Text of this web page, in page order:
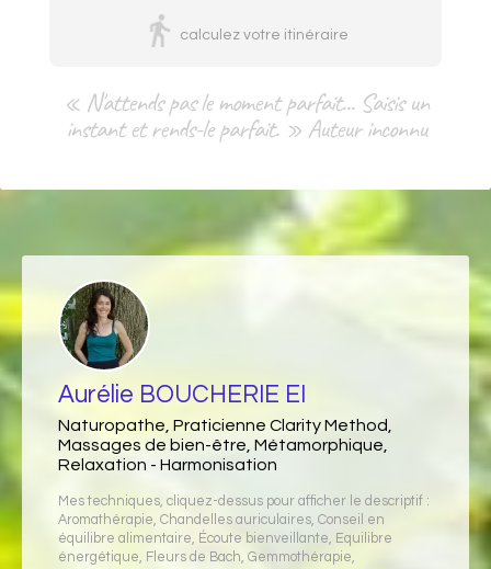
calculez votre itinéraire
« N'attends pas le moment parfait... Saisis un
instant et rends-le parfait. » Auteur inconnu
Aurélie BOUCHERIE EI
Naturopathe, Praticienne Clarity Method,
Massages de bien-être, Métamorphique,
Relaxation - Harmonisation
Mes techniques, cliquez-dessus pour afficher le descriptif :
Aromathérapie, Chandelles auriculaires, Conseil en
équilibre alimentaire, Écoute bienveillante, Equilibre
énergétique, Fleurs de Bach, Gemmothérapie,